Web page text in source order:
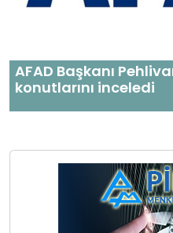
AFAD Başkanı
konutlarını inceledi